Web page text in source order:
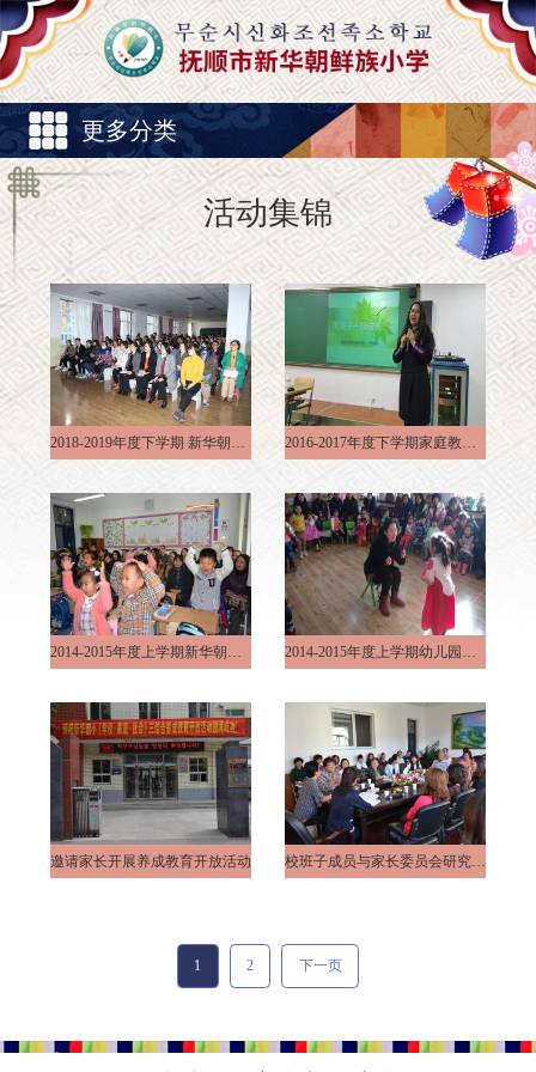
更多分类
活动集锦
2018-2019年度下学期 新华朝小举行“全民参与防止火灾”消防知识专题讲座及逃生演练 2016-2017年度下学期家庭教育公益大讲堂活动
2014-2015年度上学期新华朝小开展家长开放课活动 2014-2015年度上学期幼儿园半日开放活动
邀请家长开展养成教育开放活动 校班子成员与家长委员会研究《家校两结合工作方案》
1 2 下一页